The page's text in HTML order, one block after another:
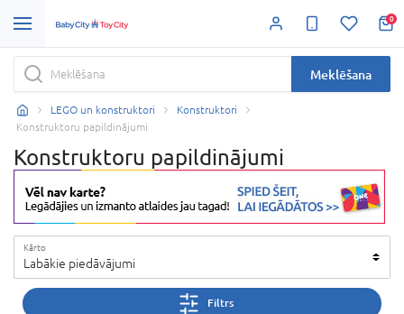
0
Meklēšana
LEGO un konstruktori
Konstruktori
Konstruktoru papildinājumi
Konstruktoru papildinājumi
Kārto
Labākie piedāvājumi
Filtrs